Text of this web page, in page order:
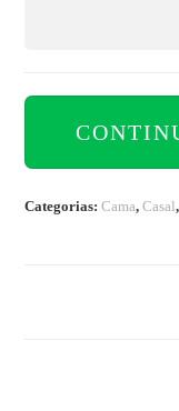
Categorias:Cama,Casal